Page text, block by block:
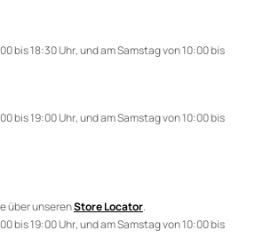
bis 18:30 Uhr, und am Samstag von 10:00 bis
bis 19:00 Uhr, und am Samstag von 10:00 bis
über unserenStore Locator.
bis 19:00 Uhr, und am Samstag von 10:00 bis